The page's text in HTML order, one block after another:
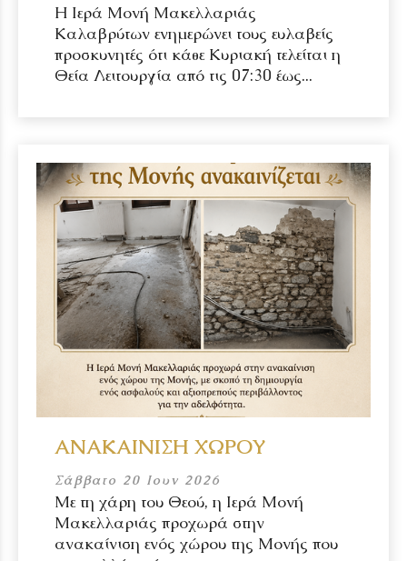
Η Ιερά Μονή Μακελλαριάς
Καλαβρύτων ενημερώνει τους ευλαβείς
προσκυνητές ότι κάθε Κυριακή τελείται η
Θεία Λειτουργία από τις 07:30 έως...
ΑΝΑΚΑΙΝΙΣΗ ΧΩΡΟΥ
Σάββατο 20 Ιουν 2026
Με τη χάρη του Θεού, η Ιερά Μονή
Μακελλαριάς προχωρά στην
ανακαίνιση ενός χώρου της Μονής που